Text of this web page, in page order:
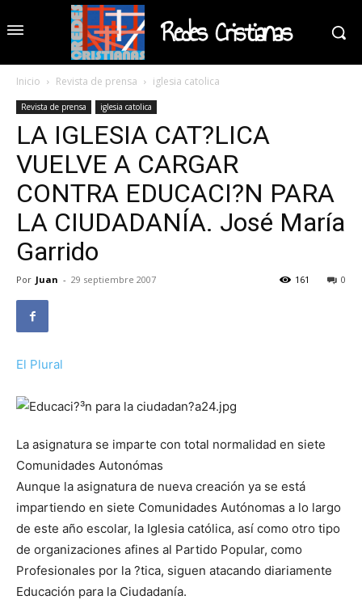
Redes Cristianas
Inicio Revista de prensa iglesia catolica
Revista de prensa iglesia catolica
LA IGLESIA CAT?LICA
VUELVE A CARGAR
CONTRA EDUCACI?N PARA
LA CIUDADANÍA. José María
Garrido
Por Juan - 29 septiembre 2007 0
161
El Plural
La asignatura se imparte con total normalidad en siete
Comunidades Autonómas
Aunque la asignatura de nueva creación ya se está
impartiendo en siete Comunidades Autónomas a lo largo
de este año escolar, la Iglesia católica, así como otro tipo
de organizaciones afines al Partido Popular, como
Profesionales por la ?tica, siguen atacando diariamente
Educación para la Ciudadanía.